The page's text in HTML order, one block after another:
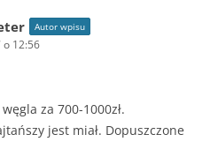
Autor wpisu
o 12:56
za 700-1000zł.
jest miał. Dopuszczone